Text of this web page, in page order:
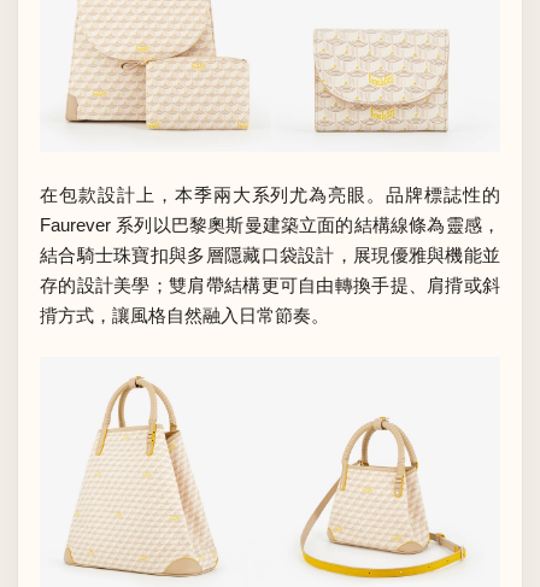
在包款設計上，本季兩大系列尤為亮眼。品牌標誌性的
Faurever 系列以巴黎奧斯曼建築立面的結構線條為靈感，
結合騎士珠寶扣與多層隱藏口袋設計，展現優雅與機能並
存的設計美學；雙肩帶結構更可自由轉換手提、肩揹或斜
揹方式，讓風格自然融入日常節奏。